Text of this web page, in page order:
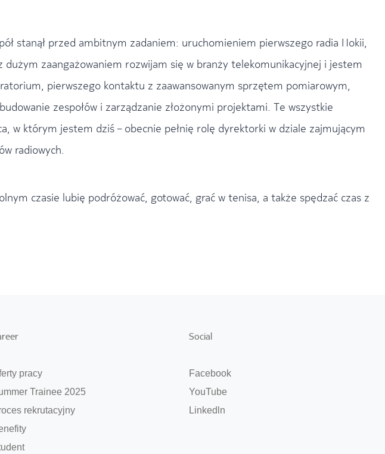
stanął przed ambitnym zadaniem: uruchomieniem pierwszego radia Nokii,
dużym zaangażowaniem rozwijam się w branży telekomunikacyjnej i jestem
pierwszego kontaktu z zaawansowanym sprzętem pomiarowym,
zespołów i zarządzanie złożonymi projektami. Te wszystkie
w którym jestem dziś – obecnie pełnię rolę dyrektorki w dziale zajmującym
radiowych.
czasie lubię podróżować, gotować, grać w tenisa, a także spędzać czas z
pracy
Trainee 2025
rekrutacyjny
Social
Facebook
YouTube
Linkedln